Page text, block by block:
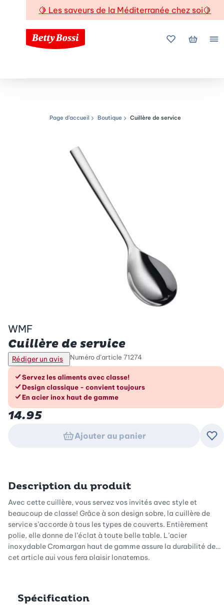
🍋 Les saveurs de la Méditerranée chez soi🍋
Mes favoris
Mon
Chemin de navigation
Page d’accueil Boutique Cuillère de service
WMF
Cuillère de service
Rédiger un avis Numéro d’article 71274
Les avantages en un coup d’œil
Servez les aliments avec classe!
Design classique - convient toujours
En acier inox haut de gamme
14.95
Ajouter au panier
Description du produit
Avec cette cuillère, vous servez vos invités avec style et
beaucoup de classe! Grâce à son design sobre, la cuillère de
service s’accorde à tous les types de couverts. Entièrement
polie, elle donne de l’éclat à toute belle table. L’acier
inoxydable Cromargan haut de gamme assure la durabilité de
cet article qui vous fera plaisir longtemps.
Spécification